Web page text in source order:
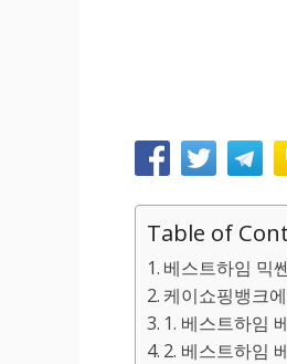
Table of
베스트하임 믹
케이쇼핑뱅크
1. 베스트하임
2. 베스트하임